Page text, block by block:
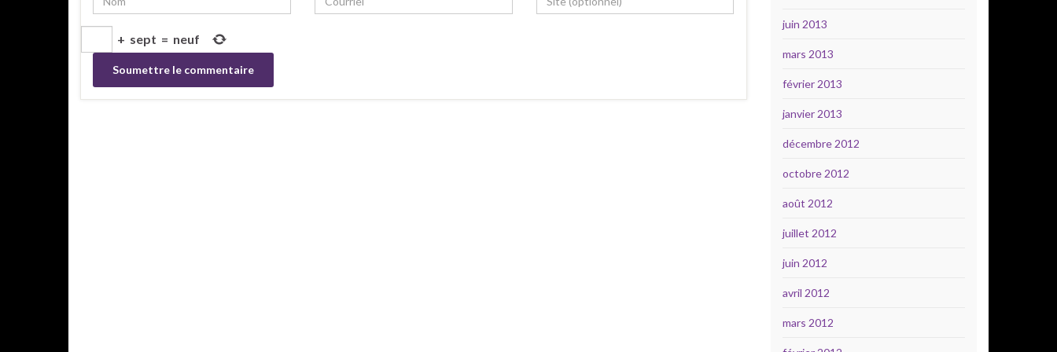
+ sept = neuf
juin 2013
mars 2013
février 2013
janvier 2013
décembre 2012
octobre 2012
août 2012
juillet 2012
juin 2012
avril 2012
mars 2012